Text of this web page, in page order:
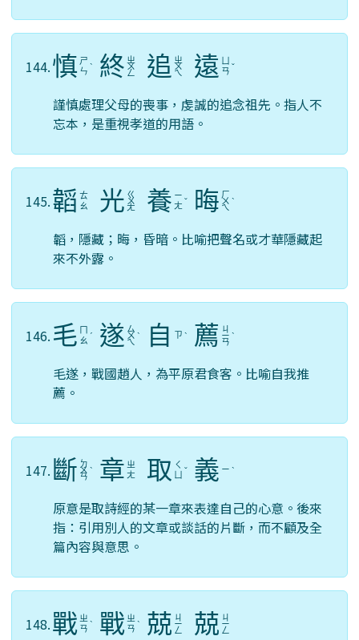
144.慎 ㄕ
ㄣ ˋ 終 ㄓ
ㄨ
ㄥ 追 ㄓ
ㄨ
ㄟ 遠 ㄢ ˇ
謹慎處理父母的喪事，虔誠的追念祖先。指人不
忘本，是重視孝道的用語。
145.韜 ㄊ
ㄠ
光 ㄍ
ㄨ
ㄤ 養 ㄧ
ㄤ ˇ 晦 ㄏ
ㄨ
ㄟ
ˋ
韜，隱藏；晦，昏暗。比喻把聲名或才華隱藏起
來不外露。
146. 毛 ㄇ
ㄠ ˊ 遂 ㄙ
ㄨ
ㄟ
ˋ 自 ㄗ ˋ 薦 ㄐ
ㄧ
ㄢ
ˋ
毛遂，戰國趙人，為平原君食客。比喻自我推
薦。
147. 斷 ㄉ
ㄨ
ㄢ
ˋ 章 ㄓ
ㄤ
取 ㄑ
ˇ 義 ㄧ ˋ
原意是取詩經的某一章來表達自己的心意。後來
指：引用別人的文章或談話的片斷，而不顧及全
篇內容與意思。
148.戰 ㄓ
ㄢ ˋ 戰 ㄓ
ㄢ ˋ 兢 ㄐ
ㄧ
ㄥ 兢 ㄐ
ㄧ
ㄥ